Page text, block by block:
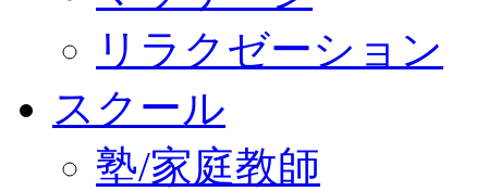
リラクゼーション
スクール
塾/家庭教師